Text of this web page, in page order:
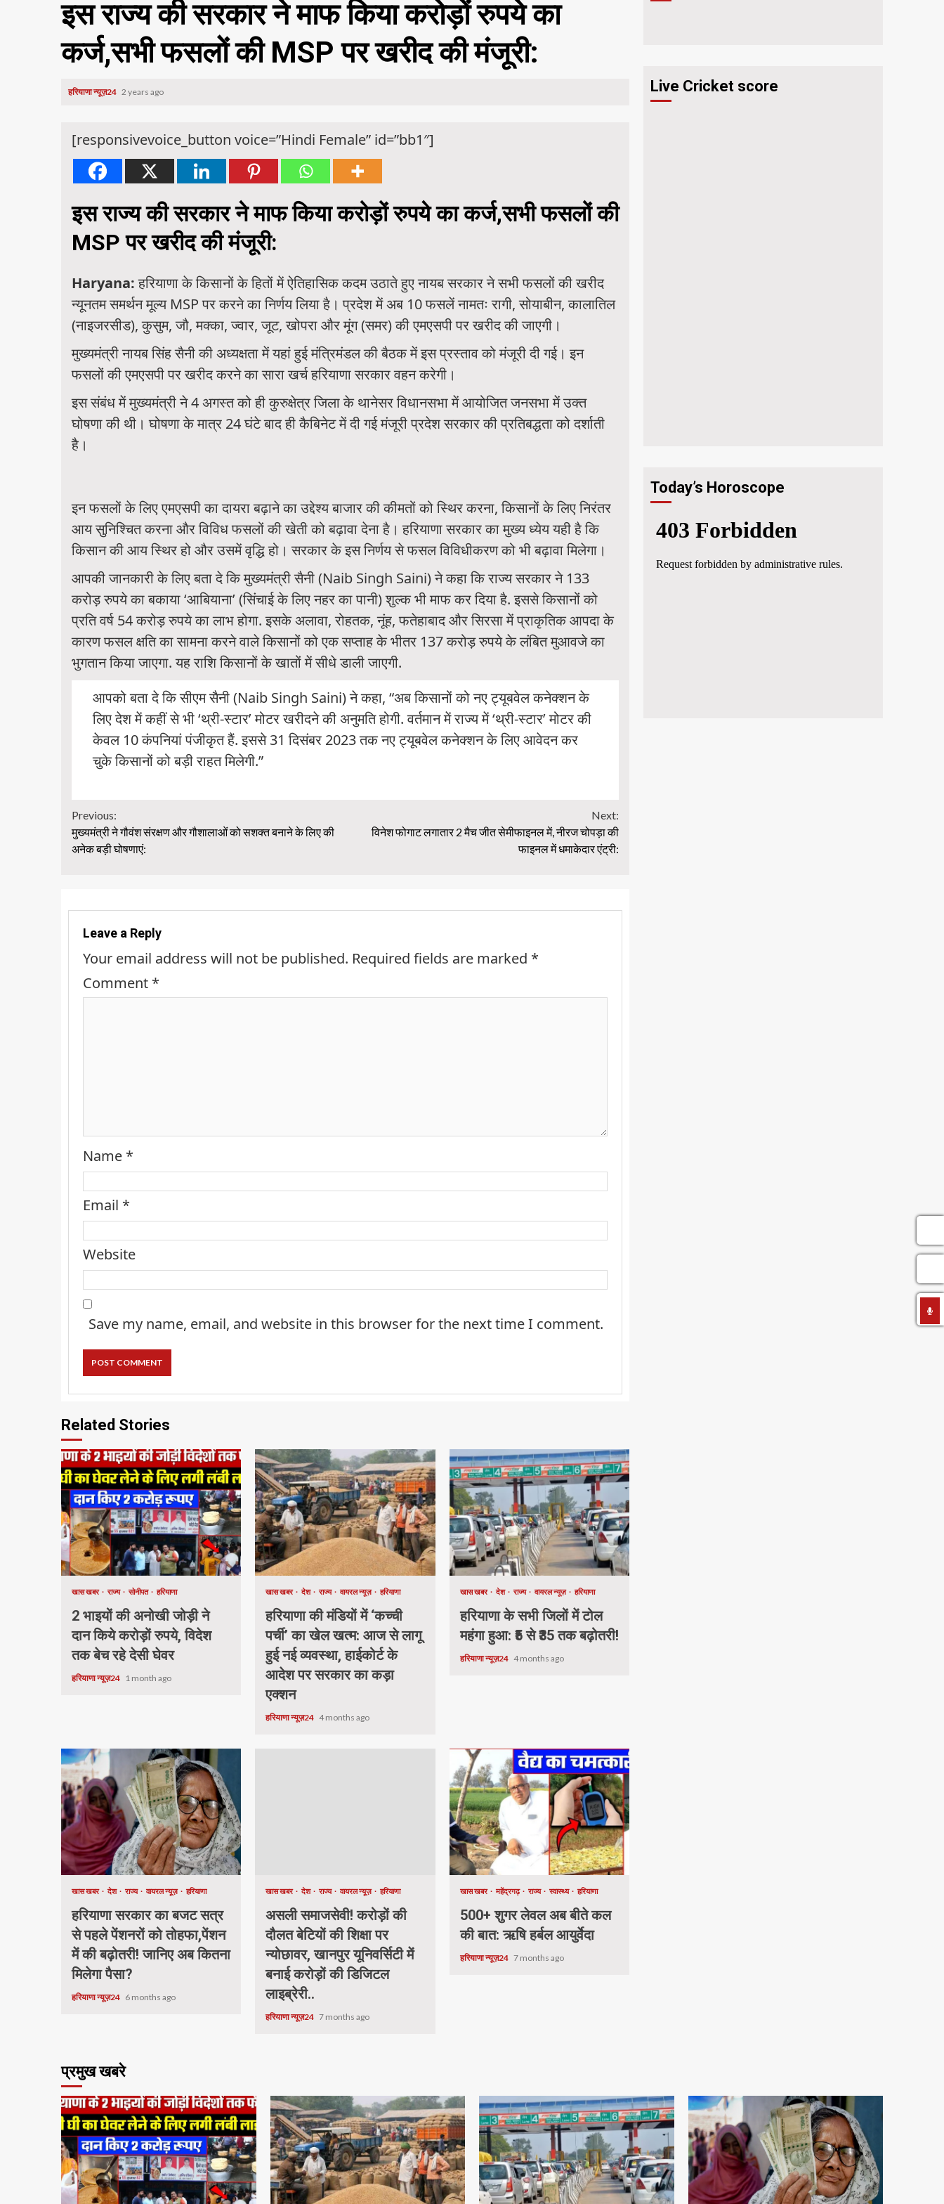
इस राज्य की सरकार ने माफ किया करोड़ों रुपये का
कर्ज,सभी फसलों की MSP पर खरीद की मंजूरी:
हरियाणा न्यूज़24 2 years ago
[responsivevoice_button voice=”Hindi Female” id=”bb1″]
इस राज्य की सरकार ने माफ किया करोड़ों रुपये का कर्ज,सभी फसलों की
MSP पर खरीद की मंजूरी:
Haryana:हरियाणा के किसानों के हितों में ऐतिहासिक कदम उठाते हुए नायब सरकार ने सभी फसलों की खरीद
न्यूनतम समर्थन मूल्य MSP पर करने का निर्णय लिया है। प्रदेश में अब 10 फसलें नामतः रागी, सोयाबीन, कालातिल
(नाइजरसीड), कुसुम, जौ, मक्का, ज्वार, जूट, खोपरा और मूंग (समर) की एमएसपी पर खरीद की जाएगी।
मुख्यमंत्री नायब सिंह सैनी की अध्यक्षता में यहां हुई मंत्रिमंडल की बैठक में इस प्रस्ताव को मंजूरी दी गई। इन
फसलों की एमएसपी पर खरीद करने का सारा खर्च हरियाणा सरकार वहन करेगी।
इस संबंध में मुख्यमंत्री ने 4 अगस्त को ही कुरुक्षेत्र जिला के थानेसर विधानसभा में आयोजित जनसभा में उक्त
घोषणा की थी। घोषणा के मात्र 24 घंटे बाद ही कैबिनेट में दी गई मंजूरी प्रदेश सरकार की प्रतिबद्धता को दर्शाती
है।
इन फसलों के लिए एमएसपी का दायरा बढ़ाने का उद्देश्य बाजार की कीमतों को स्थिर करना, किसानों के लिए निरंतर
आय सुनिश्चित करना और विविध फसलों की खेती को बढ़ावा देना है। हरियाणा सरकार का मुख्य ध्येय यही है कि
किसान की आय स्थिर हो और उसमें वृद्धि हो। सरकार के इस निर्णय से फसल विविधीकरण को भी बढ़ावा मिलेगा।
आपकी जानकारी के लिए बता दे कि मुख्यमंत्री सैनी (Naib Singh Saini) ने कहा कि राज्य सरकार ने 133
करोड़ रुपये का बकाया ‘आबियाना’ (सिंचाई के लिए नहर का पानी) शुल्क भी माफ कर दिया है. इससे किसानों को
प्रति वर्ष 54 करोड़ रुपये का लाभ होगा. इसके अलावा, रोहतक, नूंह, फतेहाबाद और सिरसा में प्राकृतिक आपदा के
कारण फसल क्षति का सामना करने वाले किसानों को एक सप्ताह के भीतर 137 करोड़ रुपये के लंबित मुआवजे का
भुगतान किया जाएगा. यह राशि किसानों के खातों में सीधे डाली जाएगी.
आपको बता दे कि सीएम सैनी (Naib Singh Saini) ने कहा, “अब किसानों को नए ट्यूबवेल कनेक्शन के
लिए देश में कहीं से भी ‘थ्री-स्टार’ मोटर खरीदने की अनुमति होगी. वर्तमान में राज्य में ‘थ्री-स्टार’ मोटर की
केवल 10 कंपनियां पंजीकृत हैं. इससे 31 दिसंबर 2023 तक नए ट्यूबवेल कनेक्शन के लिए आवेदन कर
चुके किसानों को बड़ी राहत मिलेगी.”
Continue
Reading
Previous:
मुख्यमंत्री ने गौवंश संरक्षण और गौशालाओं को सशक्त बनाने के लिए की
अनेक बड़ी घोषणाएं:
Next:
विनेश फोगाट लगातार 2 मैच जीत सेमीफाइनल में, नीरज चोपड़ा की
फाइनल में धमाकेदार एंट्री:
Leave a Reply
Your email address will not be published. Required fields are marked *
Comment *
Name *
Email *
Website
Save my name, email, and website in this browser for the next time I comment.
Related Stories
खास खबर राज्य सोनीपत हरियाणा
2 भाइयों की अनोखी जोड़ी ने
दान किये करोड़ों रुपये, विदेश
तक बेच रहे देसी घेवर
हरियाणा न्यूज़24 1 month ago
खास खबर देश राज्य वायरल न्यूज़ हरियाणा
हरियाणा की मंडियों में ‘कच्ची
पर्ची’ का खेल खत्म: आज से लागू
हुई नई व्यवस्था, हाईकोर्ट के
आदेश पर सरकार का कड़ा
एक्शन
हरियाणा न्यूज़24 4 months ago
खास खबर देश राज्य वायरल न्यूज़ हरियाणा
हरियाणा के सभी जिलों में टोल
महंगा हुआ: ₹5 से ₹35 तक बढ़ोतरी!
हरियाणा न्यूज़24 4 months ago
खास खबर देश राज्य वायरल न्यूज़ हरियाणा
हरियाणा सरकार का बजट सत्र
से पहले पेंशनरों को तोहफा,पेंशन
में की बढ़ोतरी! जानिए अब कितना
मिलेगा पैसा?
हरियाणा न्यूज़24 6 months ago
खास खबर देश राज्य वायरल न्यूज़ हरियाणा
असली समाजसेवी! करोड़ों की
दौलत बेटियों की शिक्षा पर
न्योछावर, खानपुर यूनिवर्सिटी में
बनाई करोड़ों की डिजिटल
लाइब्रेरी..
हरियाणा न्यूज़24 7 months ago
खास खबर महेंद्रगढ़ राज्य स्वास्थ्य हरियाणा
500+ शुगर लेवल अब बीते कल
की बात: ऋषि हर्बल आयुर्वेदा
हरियाणा न्यूज़24 7 months ago
Live Cricket score
Today’s Horoscope
प्रमुख खबरे